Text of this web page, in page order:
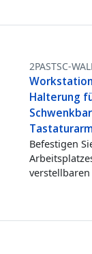
2PASTSC-
Halterung
Befestigen